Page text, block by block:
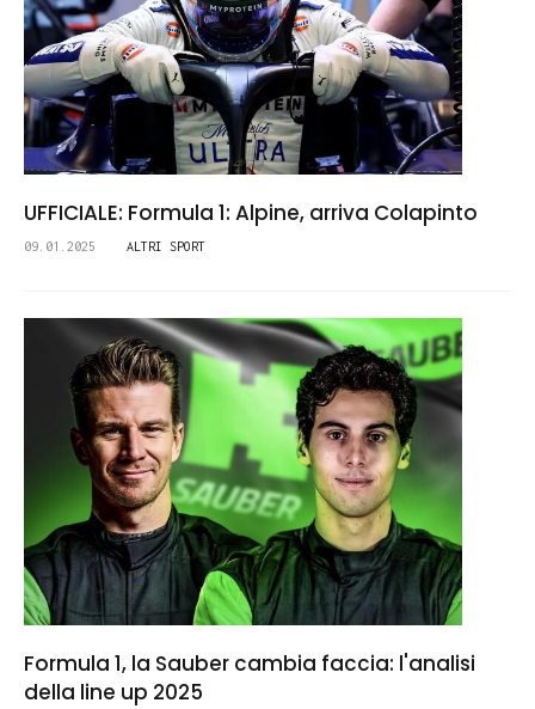
UFFICIALE: Formula 1: Alpine, arriva Colapinto
09.01.2025 ALTRI SPORT
Formula 1, la Sauber cambia faccia: l'analisi
della line up 2025